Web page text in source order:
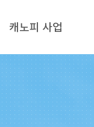
캐노피 사업